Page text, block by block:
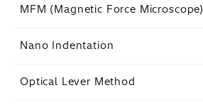
MFM (Magnetic Force Microscope)
Nano Indentation
Optical Lever Method